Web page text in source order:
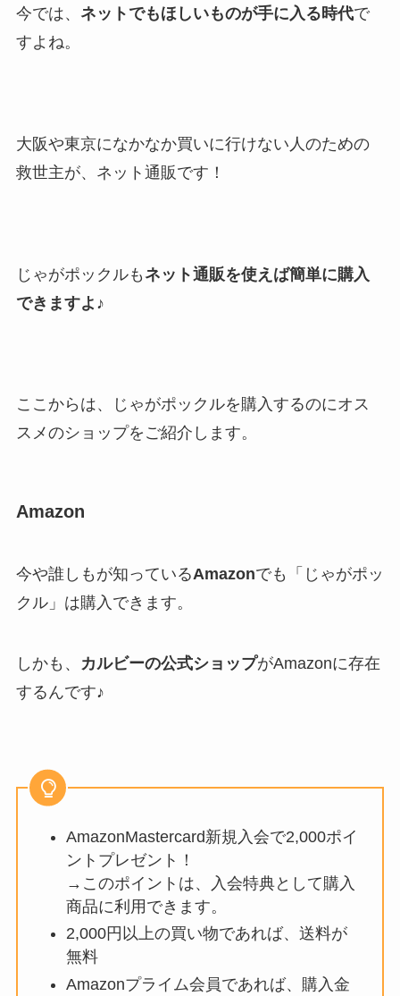
今では、 ネットでもほしいものが手に入る時代で
すよね。
大阪や東京になかなか買いに行けない人のための
救世主が、ネット通販です！
じゃがポックルも ネット通販を使えば簡単に購入
できますよ♪
ここからは、じゃがポックルを購入するのにオス
スメのショップをご紹介します。
Amazon
今や誰しもが知っているAmazonでも「じゃがポッ
クル」は購入できます。
しかも、 カルビーの公式ショップがAmazonに存在
するんです♪
AmazonMastercard新規入会で2,000ポイ
ントプレゼント！
→このポイントは、入会特典として購入
商品に利用できます。
2,000円以上の買い物であれば、送料が
無料
Amazonプライム会員であれば、購入金